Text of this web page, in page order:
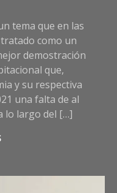
tema que en las
como un
demostración
que,
y su respectiva
una falta de al
lo largo del […]